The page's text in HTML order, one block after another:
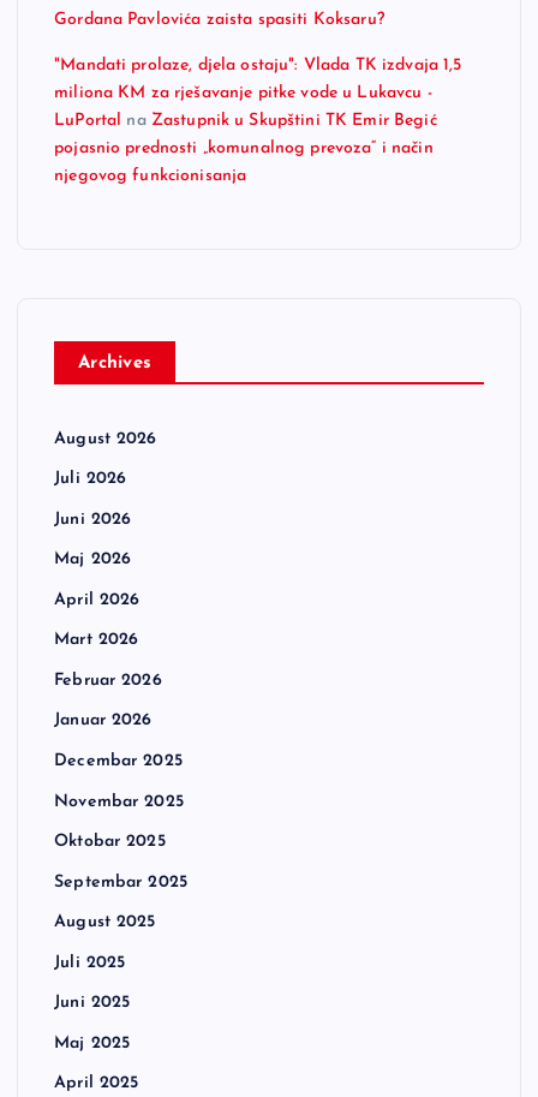
Gordana Pavlovića zaista spasiti Koksaru?
"Mandati prolaze, djela ostaju": Vlada TK izdvaja 1,5
miliona KM za rješavanje pitke vode u Lukavcu -
LuPortal na Zastupnik u Skupštini TK Emir Begić
pojasnio prednosti „komunalnog prevoza“ i način
njegovog funkcionisanja
Archives
August 2026
Juli 2026
Juni 2026
Maj 2026
April 2026
Mart 2026
Februar 2026
Januar 2026
Decembar 2025
Novembar 2025
Oktobar 2025
Septembar 2025
August 2025
Juli 2025
Juni 2025
Maj 2025
April 2025